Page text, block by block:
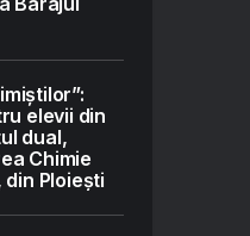
elevii din
dual,
Chimie
Ploiești